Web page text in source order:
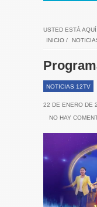
USTED ESTÁ AQUÍ:
INICIO /
NOTICIAS 12TV
22 DE ENERO DE
NO HAY